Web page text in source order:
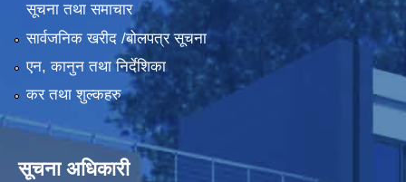
सूचना तथा समाचार
सार्वजनिक खरीद /बोलपत्र सूचना
एन, कानुन तथा निर्देशिका
कर तथा शुल्कहरु
सूचना अधिकारी